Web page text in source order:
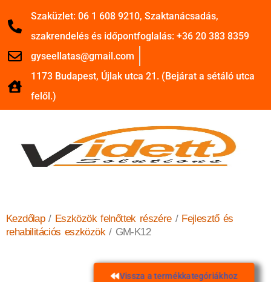
Szaküzlet: 06 1 608 9210, Szaktanácsadás,
szakrendelés és időpontfoglalás: +36 20 383 8359
gyseellatas@gmail.com
1173 Budapest, Újlak utca 21. (Bejárat a sétáló utca
felől.)
Kezdőlap/ Eszközök felnőttek részére/ Fejlesztő és
rehabilitációs eszközök/ GM-K12
Vissza a termékkategóriákhoz